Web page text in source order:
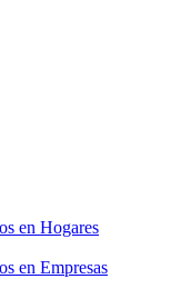
en Hogares
en Empresas